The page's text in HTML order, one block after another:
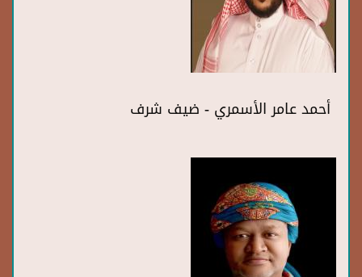
أحمد عامر الأسمري - ضيف شرف